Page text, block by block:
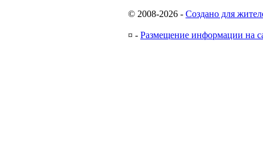
© 2008-2026 - Создано для
¤ - Размещение информации на